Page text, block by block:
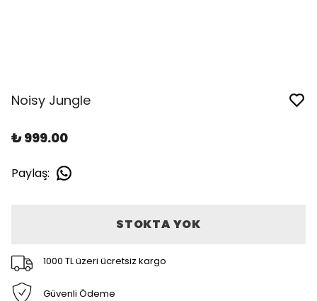
Noisy Jungle
₺ 999.00
Paylaş:
STOKTA YOK
1000 TL üzeri ücretsiz kargo
Güvenli Ödeme